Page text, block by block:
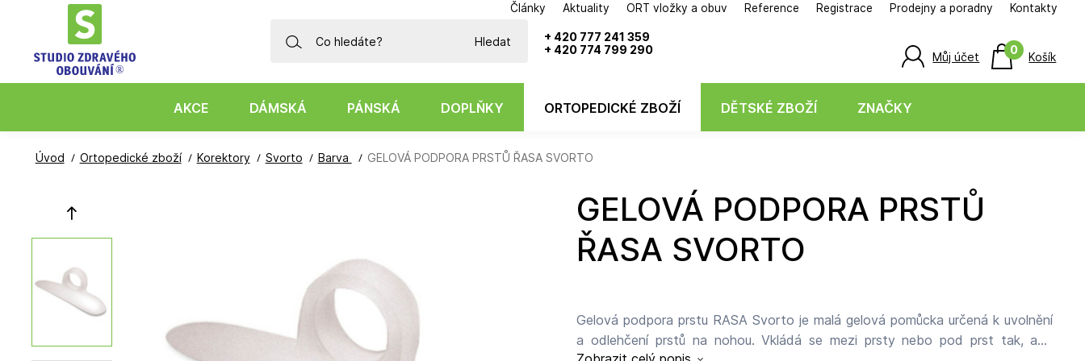
GELOVÁ PODPORA PRSTŮ
ŘASA SVORTO
Gelová podpora prstu RASA Svorto je malá gelová pomůcka určená k uvolnění
a odlehčení prstů na nohou. Vkládá se mezi prsty nebo pod prst tak, aby
+ 420 777 241 359
+ 420 774 799 290
Články Aktuality ORT vložky a obuv Reference Registrace Prodejny a poradny Kontakty
Hledat
Můj účet
Košík
0
Úvod Ortopedické zboží Korektory Svorto Barva GELOVÁ PODPORA PRSTŮ ŘASA SVORTO
AKCE DÁMSKÁ PÁNSKÁ DOPLŇKY ORTOPEDICKÉ ZBOŽÍ DĚTSKÉ ZBOŽÍ ZNAČKY